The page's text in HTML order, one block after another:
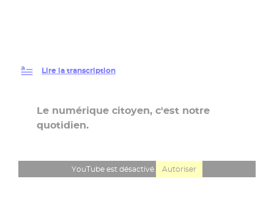
Lire la transcription
Le numérique citoyen, c'est notre
quotidien.
YouTube est désactivé. Autoriser